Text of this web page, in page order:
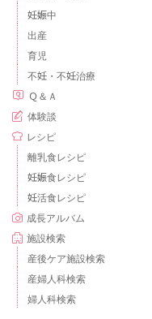
妊娠中
出産
育児
不妊・不妊治療
Ｑ＆Ａ
体験談
レシピ
離乳食レシピ
妊娠食レシピ
妊活食レシピ
成長アルバム
施設検索
産後ケア施設検索
産婦人科検索
婦人科検索